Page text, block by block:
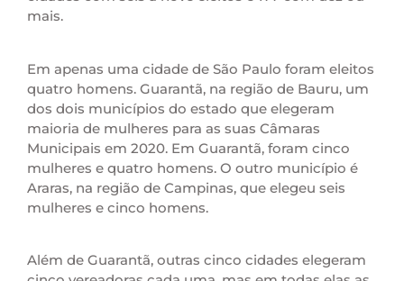
mais.
Em apenas uma cidade de São Paulo foram eleitos
quatro homens. Guarantã, na região de Bauru, um
dos dois municípios do estado que elegeram
maioria de mulheres para as suas Câmaras
Municipais em 2020. Em Guarantã, foram cinco
mulheres e quatro homens. O outro município é
Araras, na região de Campinas, que elegeu seis
mulheres e cinco homens.
Além de Guarantã, outras cinco cidades elegeram